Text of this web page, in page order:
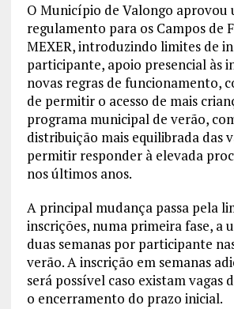
O Município de Valongo aprovou
regulamento para os Campos de
MEXER, introduzindo limites de
participante, apoio presencial às
novas regras de funcionamento,
de permitir o acesso de mais
programa municipal de verão,
distribuição mais equilibrada das
permitir responder à elevada
nos últimos anos.
A principal mudança passa pela
inscrições, numa primeira fase, a
duas semanas por participante
verão. A inscrição em semanas
será possível caso existam vagas
o encerramento do prazo inicial.